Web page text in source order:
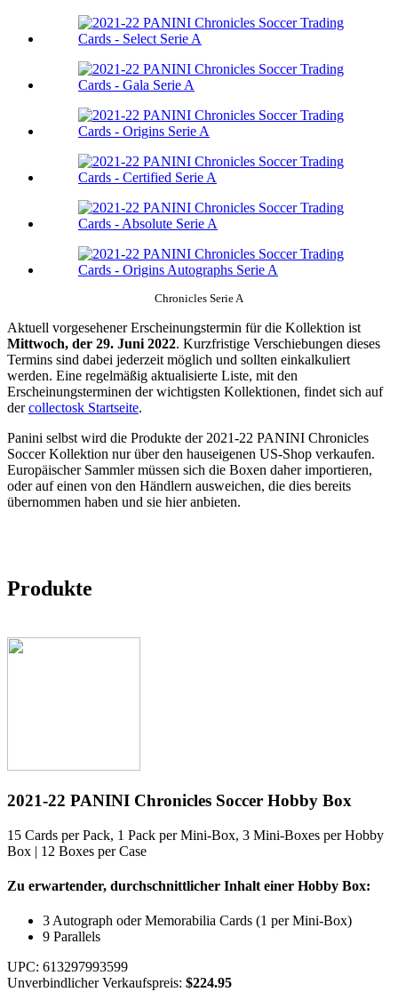
Chronicles Serie A
Aktuell vorgesehener Erscheinungstermin für die Kollektion ist
Mittwoch, der 29. Juni 2022. Kurzfristige Verschiebungen dieses
Termins sind dabei jederzeit möglich und sollten einkalkuliert
werden. Eine regelmäßig aktualisierte Liste, mit den
Erscheinungsterminen der wichtigsten Kollektionen, findet sich auf
dercollectosk Startseite.
Panini selbst wird die Produkte der 2021-22 PANINI Chronicles
Soccer Kollektion nur über den hauseigenen US-Shop verkaufen.
Europäischer Sammler müssen sich die Boxen daher importieren,
oder auf einen von den Händlern ausweichen, die dies bereits
übernommen haben und sie hier anbieten.
Produkte
2021-22 PANINI Chronicles Soccer Hobby Box
15 Cards per Pack, 1 Pack per Mini-Box, 3 Mini-Boxes per Hobby
Box | 12 Boxes per Case
Zu erwartender, durchschnittlicher Inhalt einer Hobby Box:
3 Autograph oder Memorabilia Cards (1 per Mini-Box)
9 Parallels
UPC: 613297993599
Unverbindlicher Verkaufspreis: $224.95